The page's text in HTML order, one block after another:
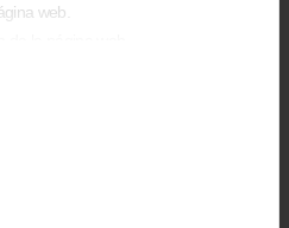
web.
tú mismo, pincha en